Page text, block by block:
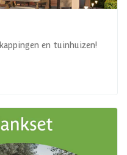
en tuinhuizen!